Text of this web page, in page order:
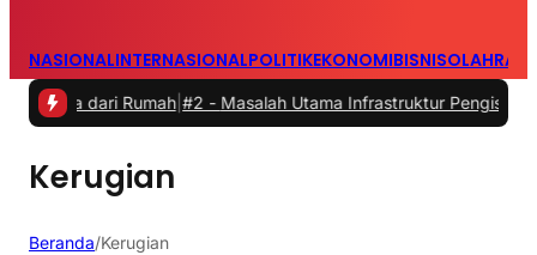
NASIONALINTERNASIONALPOLITIKEKONOMIBISNIS
dari Rumah |#2 -Masalah Utama Infrastruktur Pengisian Daya
Kerugian
Beranda/Kerugian